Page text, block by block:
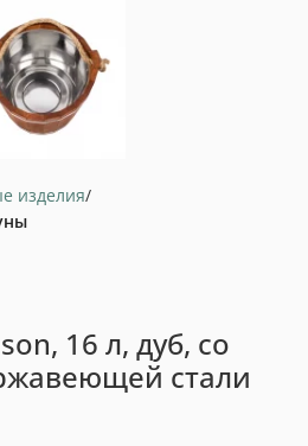
изделия
16 л, дуб, со
стали